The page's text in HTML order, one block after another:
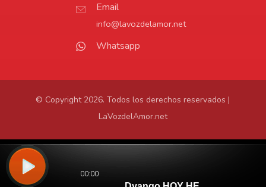
Email
info@lavozdelamor.net
Whatsapp
© Copyright 2026. Todos los derechos reservados |
LaVozdelAmor.net
Protección de Datos
Desarrollado por